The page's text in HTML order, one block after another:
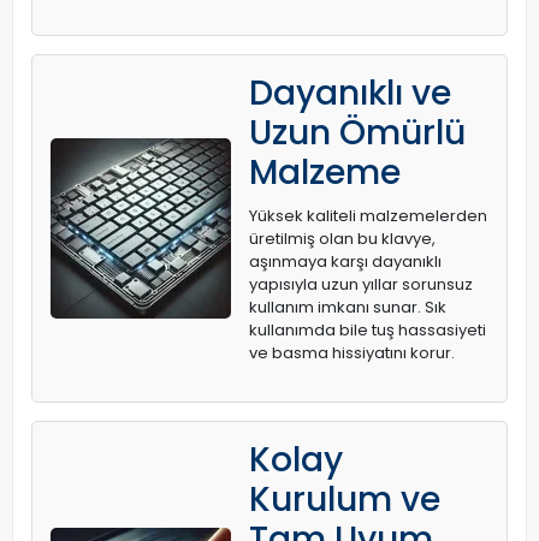
Dayanıklı ve
Uzun Ömürlü
Malzeme
Yüksek kaliteli malzemelerden
üretilmiş olan bu klavye,
aşınmaya karşı dayanıklı
yapısıyla uzun yıllar sorunsuz
kullanım imkanı sunar. Sık
kullanımda bile tuş hassasiyeti
ve basma hissiyatını korur.
Kolay
Kurulum ve